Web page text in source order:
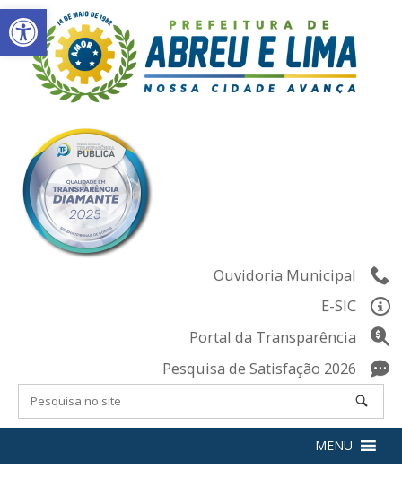
Abrir a barra de ferramentas
Skip
to
content
Ouvidoria Municipal
E-SIC
Portal da Transparência
Pesquisa de Satisfação 2026
MENU